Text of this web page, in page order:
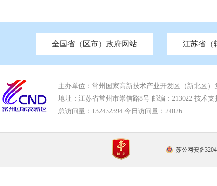
全国省（区市）政府网站
北京 天津 重庆 河南 河北 山西
江苏省（
中国江苏 南京市政府 苏州市政府 无锡
市发改委 市工信局 市教育局 市科技局 市
市应急管理局 市审计局 市外事办 市生态
主办单位：常州国家高新技术产业开发区（新北区）
地址：江苏省常州市崇信路8号 邮编：213022 技术支
总访问量： 132432394 今日访问量： 24026
苏公网安备